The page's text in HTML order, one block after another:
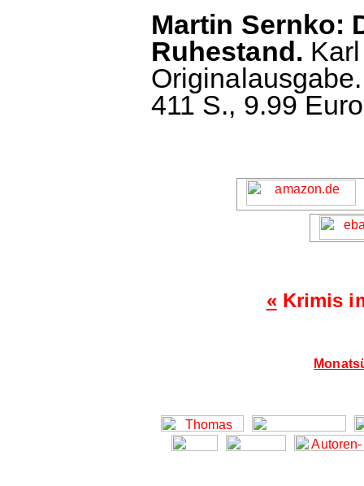
Martin Sernko:
Ruhestand.
411 S., 9.99
«Krimis